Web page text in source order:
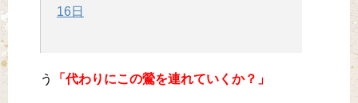
16日
う 「代わりにこの鶯を連れていくか？」